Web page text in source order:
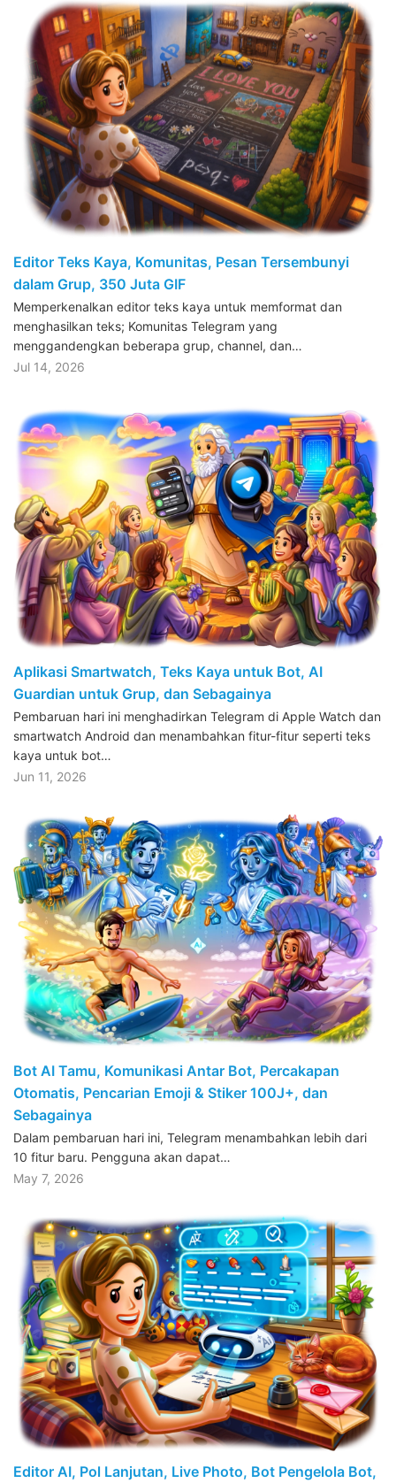
Editor Teks Kaya, Komunitas, Pesan Tersembunyi
dalam Grup, 350 Juta GIF
Memperkenalkan editor teks kaya untuk memformat dan
menghasilkan teks; Komunitas Telegram yang
menggandengkan beberapa grup, channel, dan…
Jul 14, 2026
Aplikasi Smartwatch, Teks Kaya untuk Bot, AI
Guardian untuk Grup, dan Sebagainya
Pembaruan hari ini menghadirkan Telegram di Apple Watch dan
smartwatch Android dan menambahkan fitur-fitur seperti teks
kaya untuk bot…
Jun 11, 2026
Bot AI Tamu, Komunikasi Antar Bot, Percakapan
Otomatis, Pencarian Emoji & Stiker 100J+, dan
Sebagainya
Dalam pembaruan hari ini, Telegram menambahkan lebih dari
10 fitur baru. Pengguna akan dapat…
May 7, 2026
Editor AI, Pol Lanjutan, Live Photo, Bot Pengelola Bot,